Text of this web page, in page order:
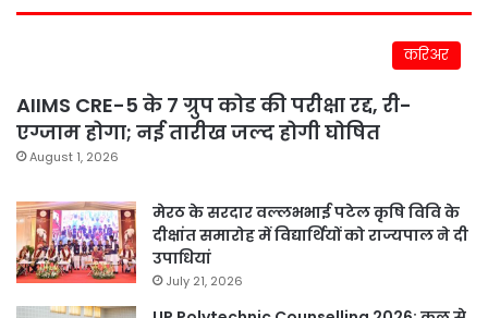
करिअर
AIIMS CRE-5 के 7 ग्रुप कोड की परीक्षा रद्द, री-
एग्जाम होगा; नई तारीख जल्द होगी घोषित
August 1, 2026
मेरठ के सरदार वल्लभभाई पटेल कृषि विवि के
दीक्षांत समारोह में विद्यार्थियों को राज्यपाल ने दी
उपाधियां
July 21, 2026